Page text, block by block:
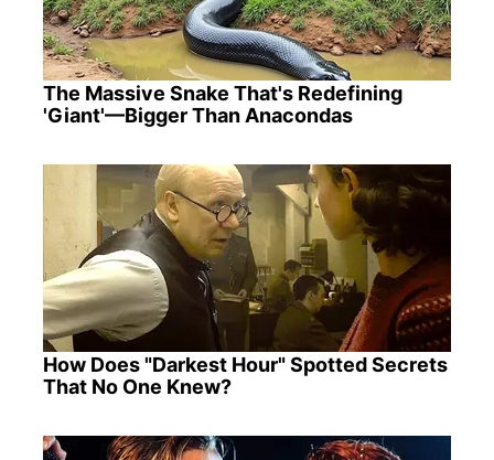
The Massive Snake That's Redefining
'Giant'—Bigger Than Anacondas
How Does "Darkest Hour" Spotted Secrets
That No One Knew?